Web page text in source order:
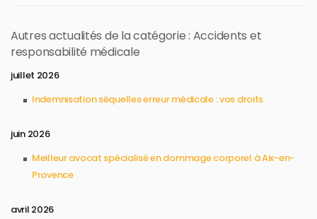
Autres actualités de la catégorie : Accidents et
responsabilité médicale
juillet 2026
Indemnisation séquelles erreur médicale : vos droits
juin 2026
Meilleur avocat spécialisé en dommage corporel à Aix-en-
Provence
avril 2026